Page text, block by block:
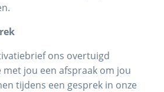
ons overtuigd
met jou een afspraak om jou
tijdens een gesprek in onze